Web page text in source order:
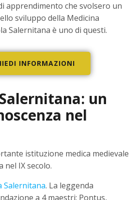
apprendimento che svolsero un
sviluppo della Medicina
Salernitana è uno di questi.
INFORMAZIONI
un
nel
istituzione medica medievale
IX secolo.
Salernitana. La leggenda
a 4 maestri: Pontus,